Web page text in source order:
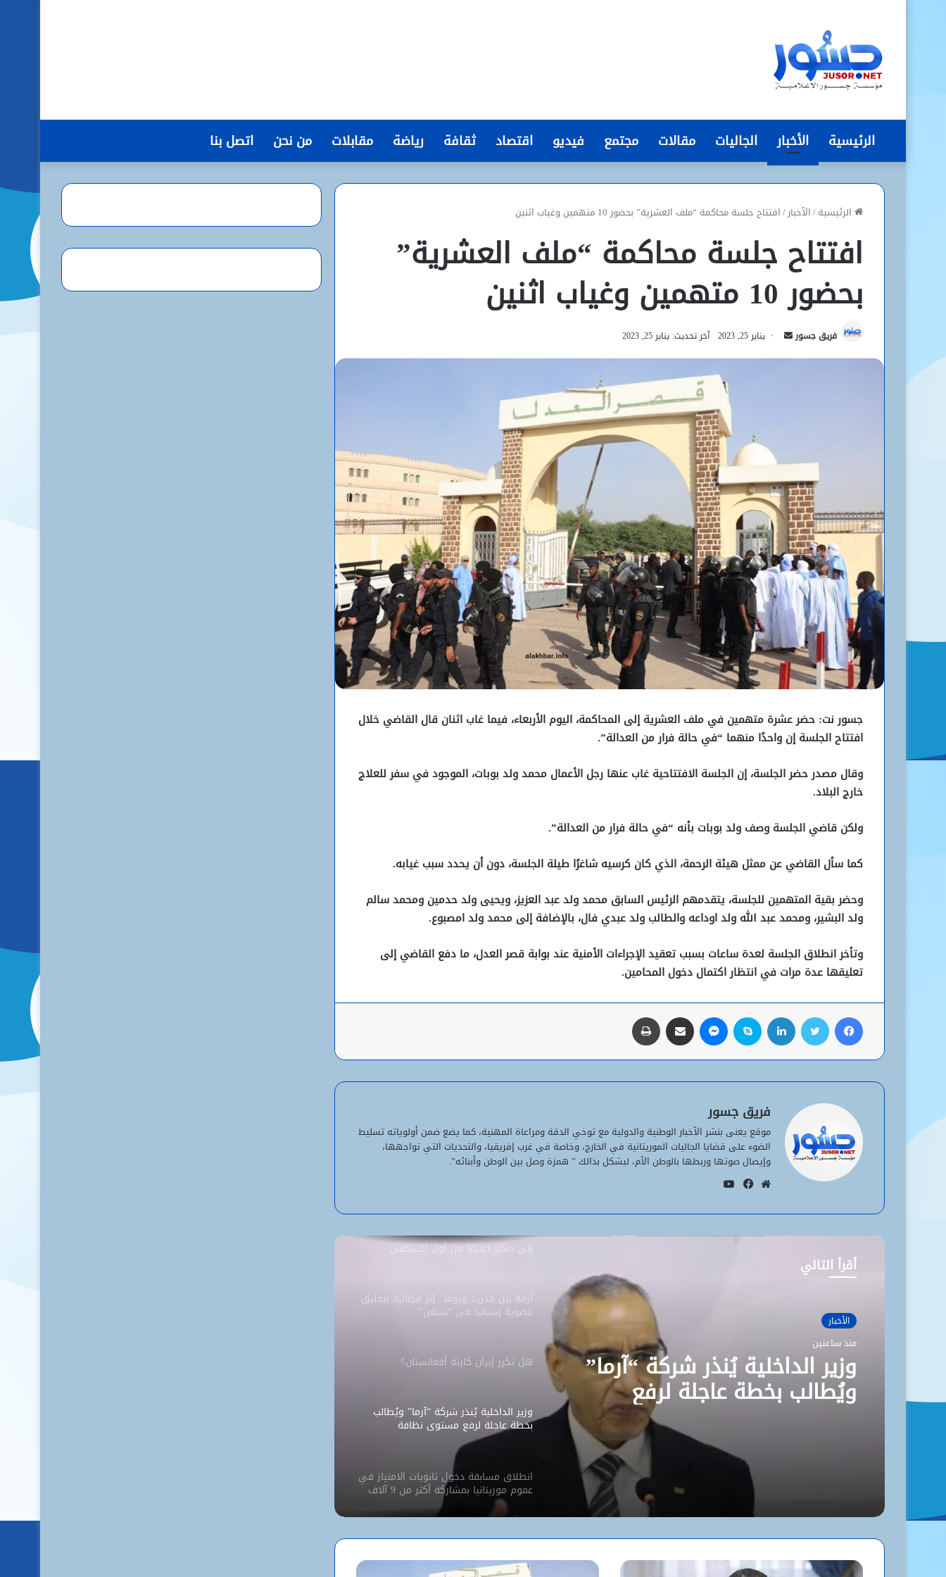
الرئيسية الأخبار الجاليات مقالات مجتمع فيديو اقتصاد ثقافة رياضة مقابلات من نحن اتصل بنا
الرئيسية/الأخبار/افتتاح جلسة محاكمة “ملف العشرية” بحضور 10 متهمين وغياب اثنين
افتتاح جلسة محاكمة “ملف العشرية”
بحضور 10 متهمين وغياب اثنين
فريق جسور
أرسل يناير 25, 2023 آخر تحديث: يناير 25, 2023
جسور نت: حضر عشرة متهمين في ملف العشرية إلى المحاكمة، اليوم الأربعاء، فيما غاب اثنان قال القاضي خلال
افتتاح الجلسة إن واحدًا منهما “في حالة فرار من العدالة”.
وقال مصدر حضر الجلسة، إن الجلسة الافتتاحية غاب عنها رجل الأعمال محمد ولد بوبات، الموجود في سفر للعلاج
خارج البلاد.
ولكن قاضي الجلسة وصف ولد بوبات بأنه “في حالة فرار من العدالة”.
كما سأل القاضي عن ممثل هيئة الرحمة، الذي كان كرسيه شاغرًا طيلة الجلسة، دون أن يحدد سبب غيابه.
وحضر بقية المتهمين للجلسة، يتقدمهم الرئيس السابق محمد ولد عبد العزيز، ويحيى ولد حدمين ومحمد سالم
ولد البشير، ومحمد عبد الله ولد اوداعه والطالب ولد عبدي فال، بالإضافة إلى محمد ولد امصبوع.
وتأخر انطلاق الجلسة لعدة ساعات بسبب تعقيد الإجراءات الأمنية عند بوابة قصر العدل، ما دفع القاضي إلى
تعليقها عدة مرات في انتظار اكتمال دخول المحامين.
فيسبوك تويتر لينكدإن سكايب ماسنجر مشاركة عبر البريد
فريق جسور
موقع يعنى بنشر الأخبار الوطنية والدولية مع توخي الدقة ومراعاة المهنية، كما يضع ضمن أولوياته تسليط
الضوء على قضايا الجاليات الموريتانية في الخارج، وخاصة في غرب إفريقيا، والتحديات التي تواجهها،
وإيصال صوتها وربطها بالوطن الأم، ليشكل بذالك ” همزة وصل بين الوطن وأبنائه”.
الويب
أقرأ التالي
الأخبار
منذ ساعتين
وزير الداخلية يُنذر شركة “آرما”
ويُطالب بخطة عاجلة لرفع
مستوى نظافة نواكشوط
الحوض الشرقي وكوركول (الجمعة)
سنوات الماضية أرست أسساً لاقتصاد أكثر
استقلالية وسيادة
“بنكيلي” يتصدر خدمات الدفع الإلكتروني
السفارة الأمريكية تحيل طلبات التأشيرة
إلى داكار اعتباراً من أول أغسطس
أزمة بين مدريد وروما.. إثر مطالبة بتعليق
عضوية إسبانيا في “شنغن”
هل تكرر إيران كارثة أفغانستان؟
وزير الداخلية يُنذر شركة “آرما” ويُطالب
بخطة عاجلة لرفع مستوى نظافة
نواكشوط
انطلاق مسابقة دخول ثانويات الامتياز في
عموم موريتانيا بمشاركة أكثر من 9 آلاف
مترشح
كيف استخدم الاحتلال سلاح الإبعاد للتفرد